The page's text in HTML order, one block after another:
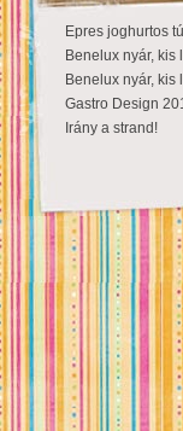
Epres joghurtos
Benelux nyár, kis
Benelux nyár, kis
Gastro Design
Irány a strand!